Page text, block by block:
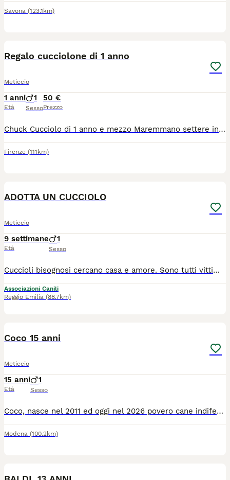
Savona (123.1km)
Regalo cucciolone di 1 anno
Meticcio
1 anni
Età
1
Sesso
50 €
Prezzo
Chuck Cucciolo di 1 anno e mezzo Maremmano settere incrocio taglia media/grande Regalo Bisogna di casa con giardino
Firenze (111km)
ADOTTA UN CUCCIOLO
Meticcio
9 settimane
Età
1
Sesso
Cuccioli bisognosi cercano casa e amore. Sono tutti vittime dell'abbandono, non fateli crescere soli al rifugio Per info *34*057*838*96* arrivano con staffetta, gia sverminati, vaccinati e microchippati. Ritiro in zona Bologna. Future taglie medie, sui 25 chili di peso da grandi
Associazioni Canili
Reggio Emilia (88.7km)
Coco 15 anni
Meticcio
15 anni
Età
1
Sesso
Coco, nasce nel 2011 ed oggi nel 2026 povero cane indifeso finisce in un canile con zero visibilità, lo vedete come trema? Si appoggia al suo amico al suo compagno di gabbia, per cercare protezione, un aiuto. Come si fa, un povero anziano deportato dove nessuno potrà più vederlo... Chi sceglierà questo cagnolino sarà davvero una persona dal grande cuore. Aiutateci a condividere, tiriamo fuori Coco da questa gabbia. 330429040 @fedesophie #adottanoncomprare🐕🐈🐾 #urgente #anima #caneanziano
Modena (100.2km)